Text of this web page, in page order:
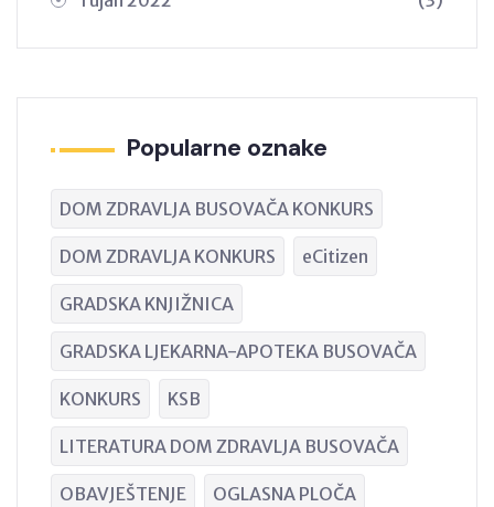
Popularne oznake
DOM ZDRAVLJA BUSOVAČA KONKURS
DOM ZDRAVLJA KONKURS eCitizen
GRADSKA KNJIŽNICA
GRADSKA LJEKARNA-APOTEKA BUSOVAČA
KONKURS KSB
LITERATURA DOM ZDRAVLJA BUSOVAČA
OBAVJEŠTENJE OGLASNA PLOČA